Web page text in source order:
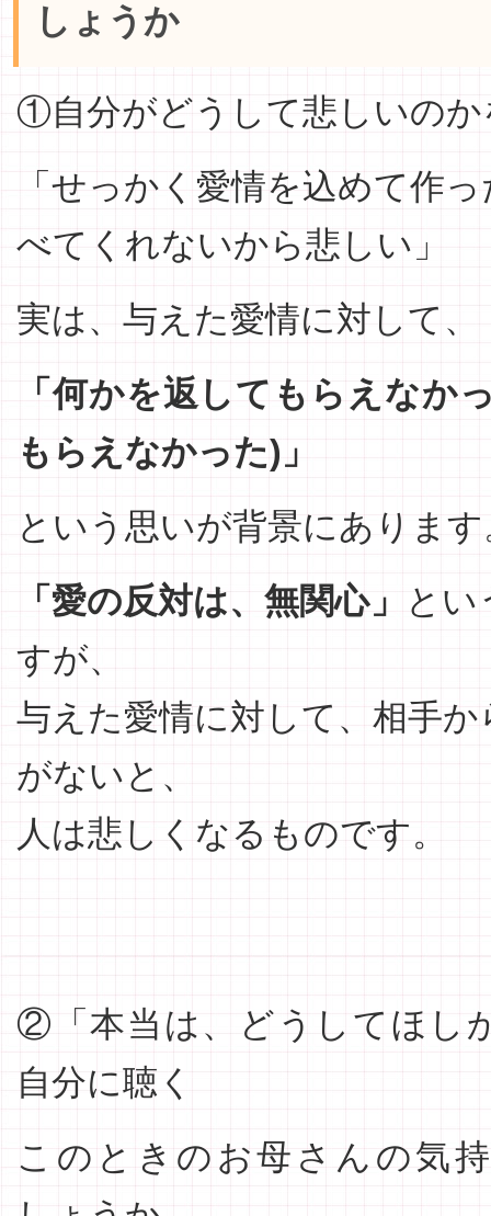
しょうか
①自分がどうして悲しいのか
「せっかく愛情を込めて作
べてくれないから悲しい」
実は、与えた愛情に対して、
「何かを返してもらえなか
もらえなかった)」
という思いが背景にあります
「愛の反対は、無関心」
とい
すが、
与えた愛情に対して、相手
がないと、
人は悲しくなるものです。
②「本当は、どうしてほし
自分に聴く
このときのお母さんの気